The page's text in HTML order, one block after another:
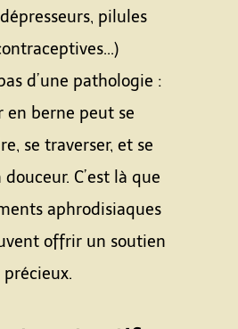
pilules
d’une pathologie :
en berne peut se
se traverser, et se
C’est là que
aphrodisiaques
offrir un soutien
précieux.